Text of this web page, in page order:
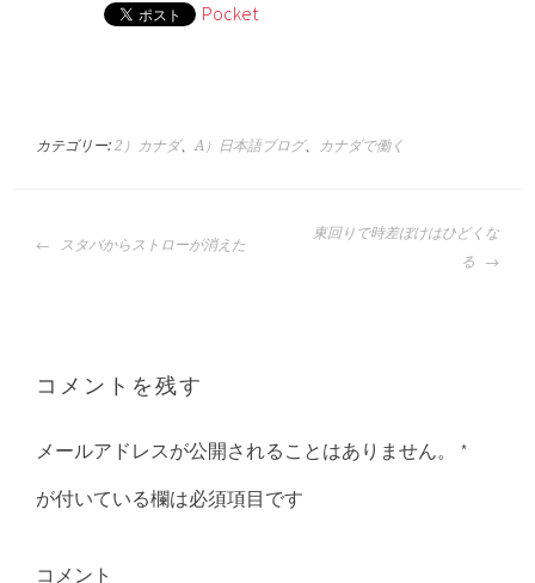
Pocket
カテゴリー:2）カナダ、A）日本語ブログ、 カナダで働く
投
稿
ー
シ
ョ
ン
スタバからストローが消えた
東回りで時差ぼけはひどくな
る
コメントを残す
メールアドレスが公開されることはありません。
*
が付いている欄は必須項目です
コメント